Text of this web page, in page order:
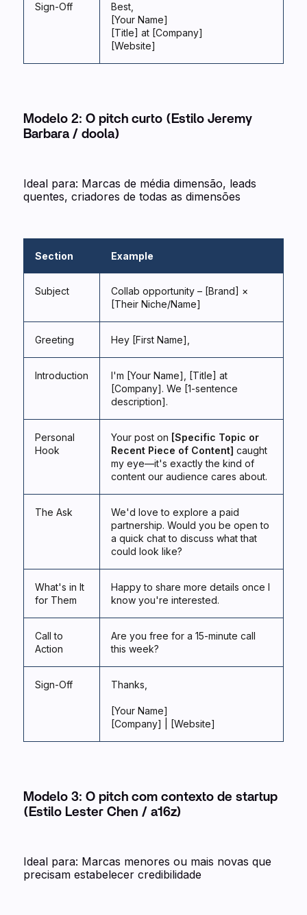
Sign-Off
Best,
[Your Name]
[Title] at [Company]
[Website]
Modelo 2: O pitch curto (Estilo Jeremy
Barbara / doola)
Ideal para: Marcas de média dimensão, leads
quentes, criadores de todas as dimensões
Section Example
Subject
Collab opportunity – [Brand] ×
[Their Niche/Name]
Greeting Hey [First Name],
Introduction
I'm [Your Name], [Title] at
[Company]. We [1-sentence
description].
Personal
Hook
Your post on [Specific Topic or
Recent Piece of Content] caught
my eye—it's exactly the kind of
content our audience cares about.
The Ask
We'd love to explore a paid
partnership. Would you be open to
a quick chat to discuss what that
could look like?
What's in It
for Them
Happy to share more details once I
know you're interested.
Call to
Action
Are you free for a 15-minute call
this week?
Sign-Off Thanks,
[Your Name]
[Company] | [Website]
Modelo 3: O pitch com contexto de startup
(Estilo Lester Chen / a16z)
Ideal para: Marcas menores ou mais novas que
precisam estabelecer credibilidade